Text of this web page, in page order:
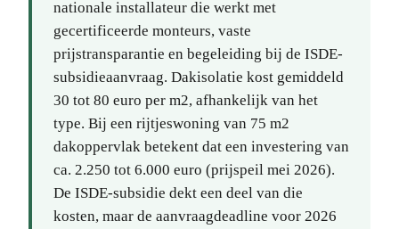
nationale installateur die werkt met
gecertificeerde monteurs, vaste
prijstransparantie en begeleiding bij de ISDE-
subsidieaanvraag. Dakisolatie kost gemiddeld
30 tot 80 euro per m2, afhankelijk van het
type. Bij een rijtjeswoning van 75 m2
dakoppervlak betekent dat een investering van
ca. 2.250 tot 6.000 euro (prijspeil mei 2026).
De ISDE-subsidie dekt een deel van die
kosten, maar de aanvraagdeadline voor 2026